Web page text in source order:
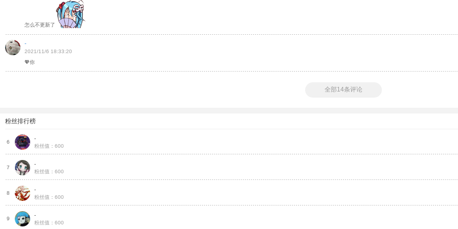
怎么不更新了
-
2021/11/6 18:33:20
💖你
全部14条评论
粉丝排行榜
6
-
粉丝值：600
7
-
粉丝值：600
8
-
粉丝值：600
9
-
粉丝值：600